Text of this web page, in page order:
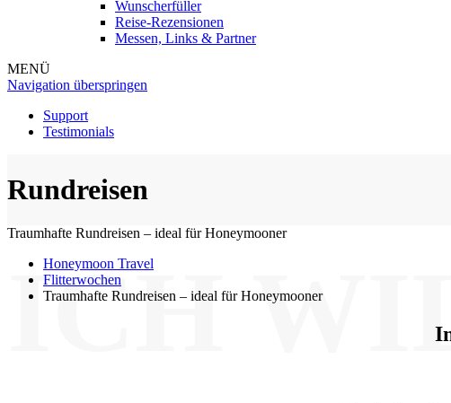
Wunscherfüller
Reise-Rezensionen
Messen, Links & Partner
MENÜ
Navigation überspringen
Support
Testimonials
ICH
Rundreisen
Traumhafte Rundreisen – ideal für Honeymooner
Honeymoon Travel
Flitterwochen
Traumhafte Rundreisen – ideal für Honeymooner